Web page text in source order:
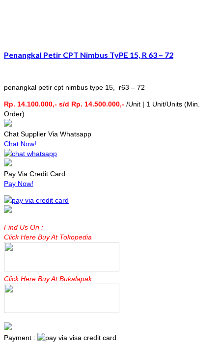
Penangkal Petir CPT Nimbus TyPE 15, R 63 – 72
penangkal petir cpt nimbus type 15, r63 – 72
Rp. 14.100.000,- s/d Rp. 14.500.000,- /Unit | 1 Unit/Units (Min.
Order)
Chat Supplier Via Whatsapp
Chat Now!
Pay Via Credit Card
Pay Now!
Find Us On :
Click Here Buy At Tokopedia
Click Here Buy At Bukalapak
Payment :